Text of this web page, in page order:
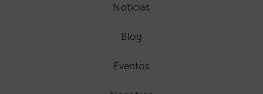
Noticias
Blog
Eventos